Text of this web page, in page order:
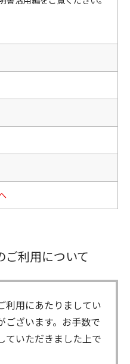
ご利用について
利用にあたりましてい
ございます。お手数で
ていただきました上で